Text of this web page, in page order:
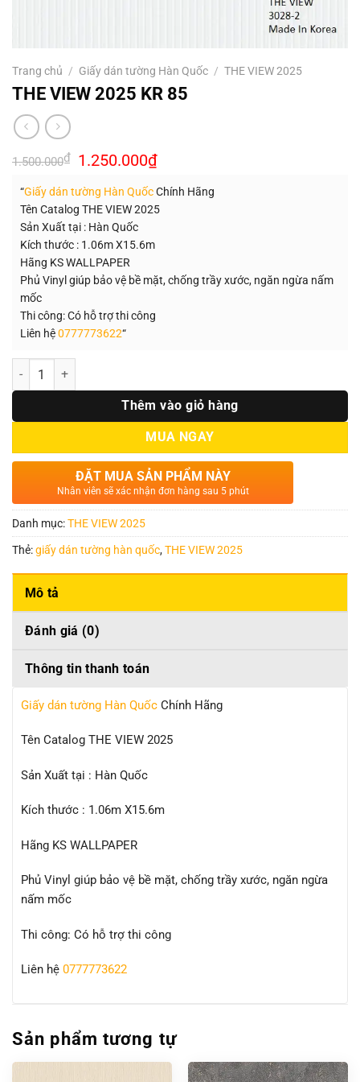
Trang chủ / Giấy dán tường Hàn Quốc / THE VIEW 2025
THE VIEW 2025 KR 85
1.500.000₫ Giá
gốc
1.500.000₫.
1.250.000₫Giá
hiện
là:
1.250.000₫.
“Giấy dán tường Hàn QuốcChính Hãng
Tên Catalog THE VIEW 2025
Sản Xuất tại : Hàn Quốc
Kích thước : 1.06m X15.6m
Hãng KS WALLPAPER
Phủ Vinyl giúp bảo vệ bề mặt, chống trầy xước, ngăn ngừa nấm
mốc
Thi công: Có hỗ trợ thi công
Liên hệ0777773622“
Số lượng
Thêm vào giỏ hàng
MUA NGAY
ĐẶT MUA SẢN PHẨM NÀY
Nhân viên sẽ xác nhận đơn hàng sau 5 phút
Danh mục:THE VIEW 2025
Thẻ:giấy dán tường hàn quốc,THE VIEW 2025
Mô tả
Đánh giá (0)
Thông tin thanh toán
Giấy dán tường Hàn Quốc Chính Hãng
Tên Catalog THE VIEW 2025
Sản Xuất tại : Hàn Quốc
Kích thước : 1.06m X15.6m
Hãng KS WALLPAPER
Phủ Vinyl giúp bảo vệ bề mặt, chống trầy xước, ngăn ngừa
nấm mốc
Thi công: Có hỗ trợ thi công
Liên hệ 0777773622
Sản phẩm tương tự